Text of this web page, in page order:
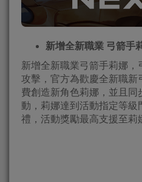
新增全新職業 弓箭手
新增全新職業弓箭手莉娜，
攻擊，官方為歡慶全新職新
費創造新角色莉娜，並且同
動，莉娜達到活動指定等
禮，活動獎勵最高支援至莉